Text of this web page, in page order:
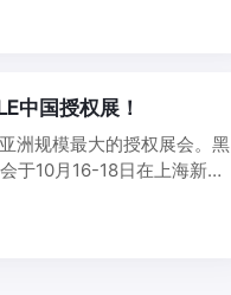
中国授权展！
洲规模最大的授权展会。黑
于10月16-18日在上海新国